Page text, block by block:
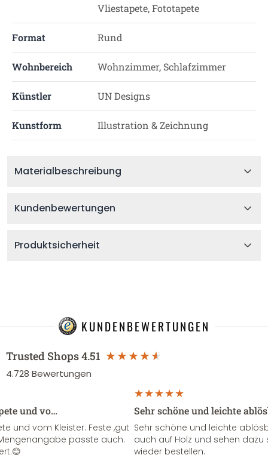
Vliestapete, Fototapete
Format Rund
Wohnbereich Wohnzimmer, Schlafzimmer
Künstler UN Designs
Kunstform Illustration & Zeichnung
Materialbeschreibung
Kundenbewertungen
Produktsicherheit
KUNDENBEWERTUNGEN
Trusted Shops4.51
4.728 Bewertungen
und vo…
und vom Kleister. Feste ,gut
passte auch.
Sehr schöne und leichte
Sehr schöne und leichte
auch auf Holz und sehen
wieder bestellen.